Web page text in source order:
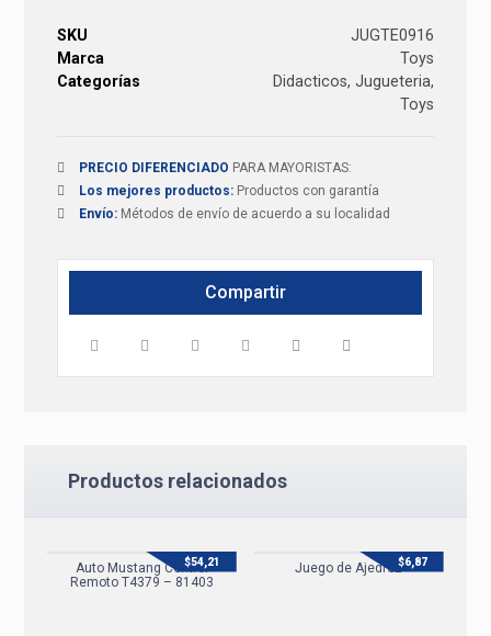
SKU
JUGTE0916
Marca
Toys
Categorías
Didacticos, Jugueteria,
Toys
PRECIO DIFERENCIADO PARA MAYORISTAS:
Los mejores productos: Productos con garantía
Envío: Métodos de envío de acuerdo a su localidad
Productos relacionados
Auto Mustang Control
Remoto T4379 – 81403
$54,21 Juego de Ajedrez$6,87